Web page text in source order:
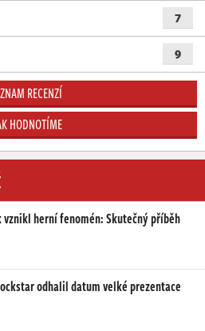
7
9
RECENZÍ
HODNOTÍME
vznikl herní fenomén: Skutečný příběh
odhalil datum velké prezentace